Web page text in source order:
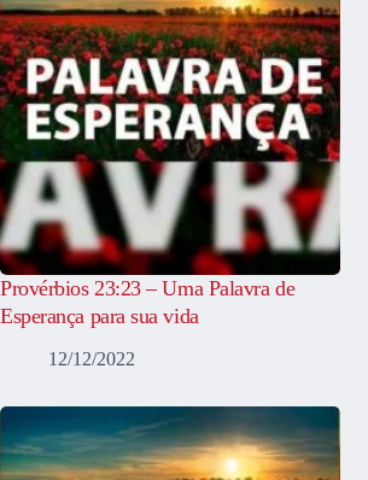
Provérbios 23:23 – Uma Palavra de
Esperança para sua vida
12/12/2022